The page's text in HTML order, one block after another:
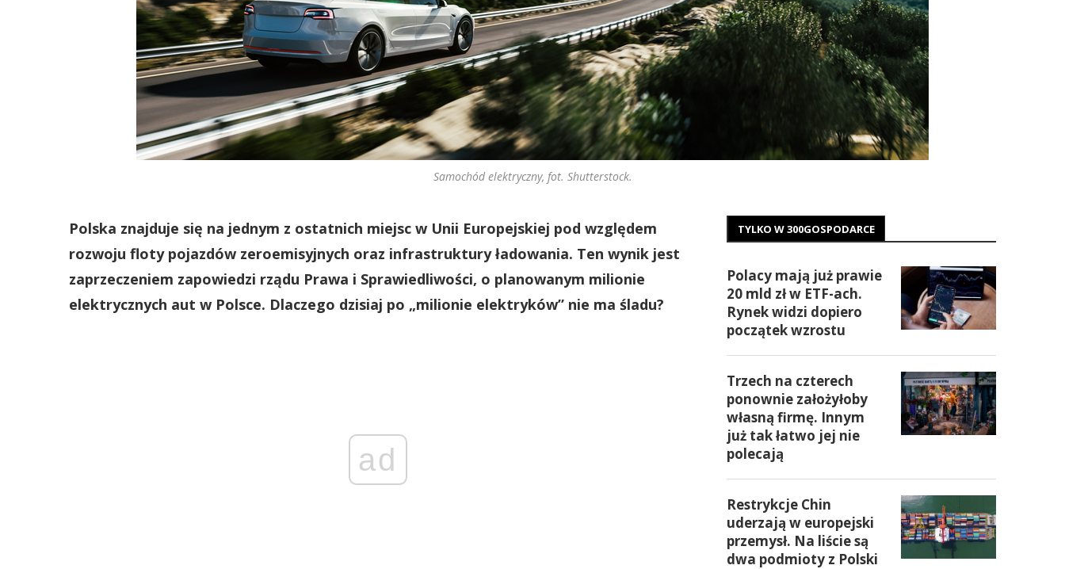
Samochód elektryczny, fot. Shutterstock.
Polska znajduje się na jednym z ostatnich miejsc w Unii Europejskiej pod względem
rozwoju floty pojazdów zeroemisyjnych oraz infrastruktury ładowania. Ten wynik jest
zaprzeczeniem zapowiedzi rządu Prawa i Sprawiedliwości, o planowanym milionie
elektrycznych aut w Polsce. Dlaczego dzisiaj po „milionie elektryków” nie ma śladu?
ad
TYLKO W 300GOSPODARCE
Polacy mają już prawie
20 mld zł w ETF-ach.
Rynek widzi dopiero
początek wzrostu
Trzech na czterech
ponownie założyłoby
własną firmę. Innym
już tak łatwo jej nie
polecają
Restrykcje Chin
uderzają w europejski
przemysł. Na liście są
dwa podmioty z Polski